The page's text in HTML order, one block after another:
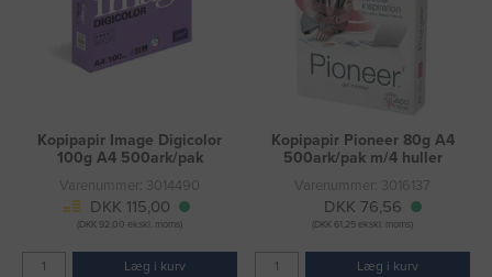
Kopipapir Image Digicolor
100g A4 500ark/pak
Varenummer: 3014490
DKK 115,00
(DKK 92,00 ekskl. moms)
Læg i kurv
Kopipapir Pioneer 80g A4
500ark/pak m/4 huller
Varenummer: 3016137
DKK 76,56
(DKK 61,25 ekskl. moms)
Læg i kurv